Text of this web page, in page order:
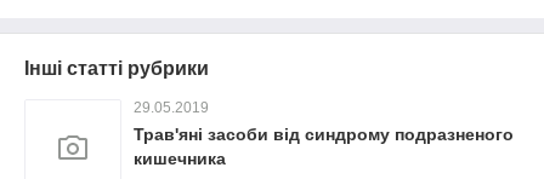
Інші статті рубрики
29.05.2019
Трав'яні засоби від синдрому подразненого
кишечника